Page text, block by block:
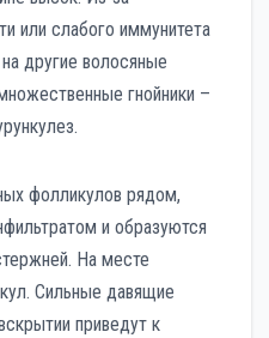
или слабого иммунитета
другие волосяные
гнойники –
фолликулов рядом,
и образуются
На месте
Сильные давящие
приведут к